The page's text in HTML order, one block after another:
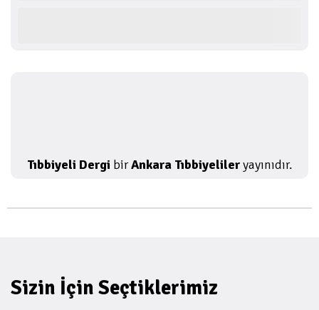
Tıbbiyeli Dergi birAnkara Tıbbiyelileryayınıdır.
Sizin İçin Seçtiklerimiz